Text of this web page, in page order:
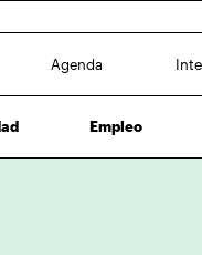
Agenda
Empleo